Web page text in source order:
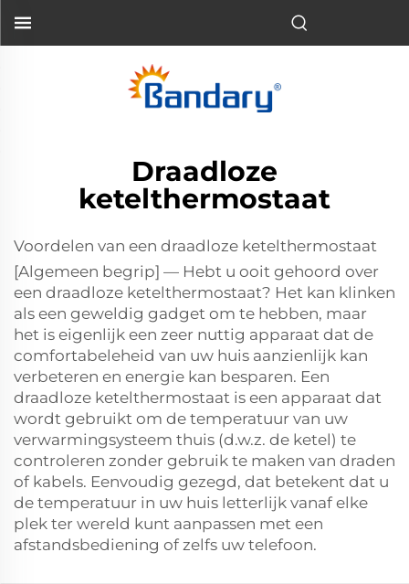
Draadloze
ketelthermostaat
Voordelen van een draadloze ketelthermostaat
[Algemeen begrip] — Hebt u ooit gehoord over
een draadloze ketelthermostaat? Het kan klinken
als een geweldig gadget om te hebben, maar
het is eigenlijk een zeer nuttig apparaat dat de
comfortabeleheid van uw huis aanzienlijk kan
verbeteren en energie kan besparen. Een
draadloze ketelthermostaat is een apparaat dat
wordt gebruikt om de temperatuur van uw
verwarmingsysteem thuis (d.w.z. de ketel) te
controleren zonder gebruik te maken van draden
of kabels. Eenvoudig gezegd, dat betekent dat u
de temperatuur in uw huis letterlijk vanaf elke
plek ter wereld kunt aanpassen met een
afstandsbediening of zelfs uw telefoon.